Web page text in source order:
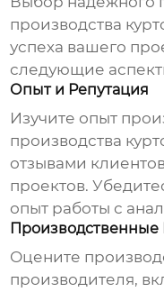
производства
успеха вашего
следующие
Опыт и Репутация
Изучите опыт
производства
отзывами
проектов.
опыт работы с
Оцените
производителя,